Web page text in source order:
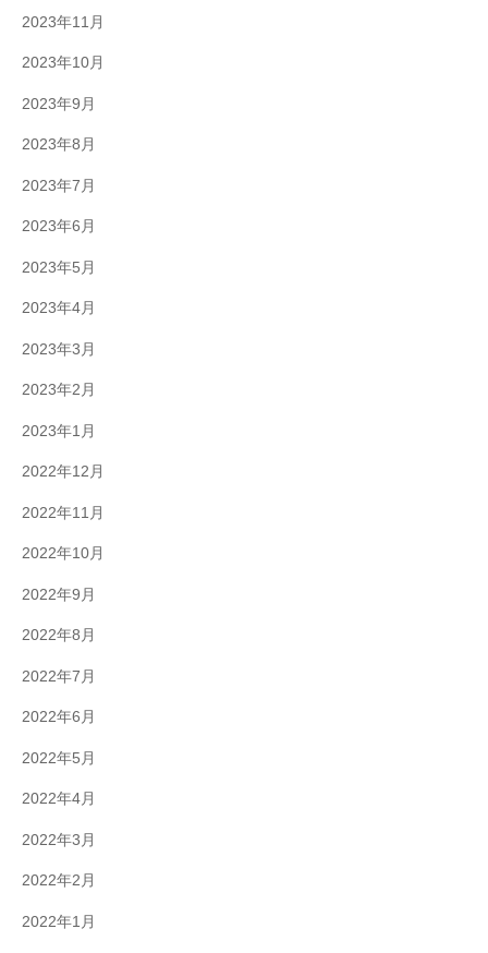
2023年11月
2023年10月
2023年9月
2023年8月
2023年7月
2023年6月
2023年5月
2023年4月
2023年3月
2023年2月
2023年1月
2022年12月
2022年11月
2022年10月
2022年9月
2022年8月
2022年7月
2022年6月
2022年5月
2022年4月
2022年3月
2022年2月
2022年1月